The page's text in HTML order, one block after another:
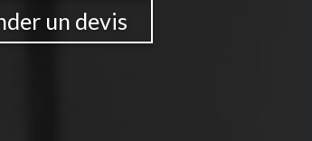
un devis